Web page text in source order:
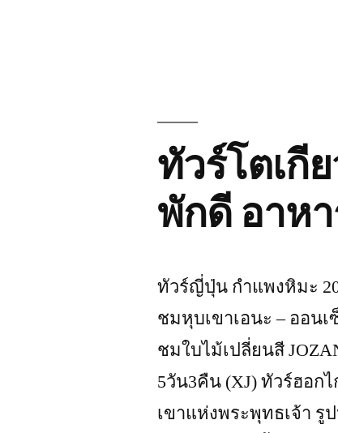
า
วัน
คืน
Xj”
ทัวร์โตเกี
พักดี อาห
ทัวร์ญี่ปุ่น กำแพงหิมะ
ชมหุบเขาเอนะ – ออน
ชมใบไม้เปลี่ยนสี
5วัน3คืน (XJ) ทัวร์ฮอก
เขาแห่งพระพุทธเจ้า